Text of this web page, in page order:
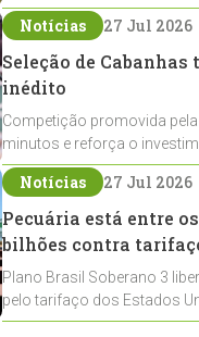
expansão na pecuária
Notícias 27 Jul 2026
Seleção de
inédito
Competição promovida
minutos e reforça o
Crioulos voltados ao laço
Notícias 27 Jul 2026
Pecuária está entre
bilhões contra
Plano Brasil Soberano 3
pelo tarifaço dos Estados
contemplados